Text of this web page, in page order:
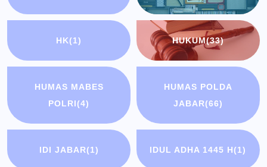
HK(1) HUKUM(33)
HUMAS MABES
POLRI(4)
HUMAS POLDA
JABAR(66)
IDI JABAR(1) IDUL ADHA 1445 H(1)